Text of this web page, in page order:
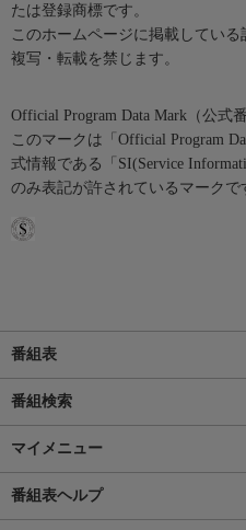
たは登録商標です。
このホームページに掲載してい
複写・転載を禁じます。
Official Program Data Mark（公式
このマークは「Official Program
式情報である「SI(Service
のみ表記が許されているマークで
番組表
番組検索
マイメニュー
番組表ヘルプ